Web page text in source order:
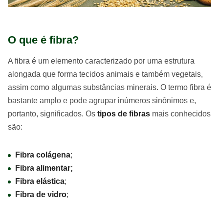
O que é fibra?
A fibra é um elemento caracterizado por uma estrutura
alongada que forma tecidos animais e também vegetais,
assim como algumas substâncias minerais. O termo fibra é
bastante amplo e pode agrupar inúmeros sinônimos e,
portanto, significados. Os tipos de fibras mais conhecidos
são:
Fibra colágena;
Fibra alimentar;
Fibra elástica;
Fibra de vidro;